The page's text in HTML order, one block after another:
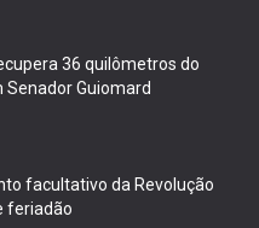
36 quilômetros do
Senador Guiomard
facultativo da Revolução
feriadão